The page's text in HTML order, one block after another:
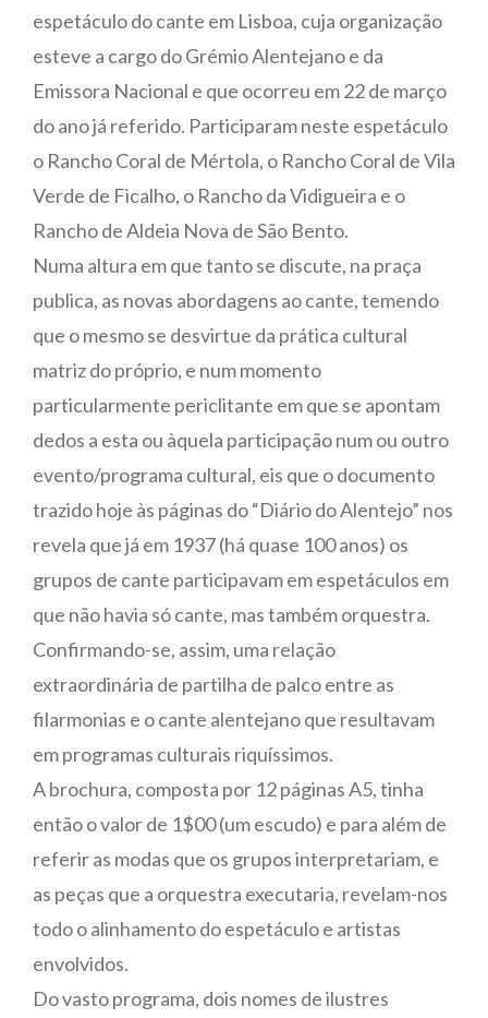
espetáculo do cante em Lisboa, cuja organização
esteve a cargo do Grémio Alentejano e da
Emissora Nacional e que ocorreu em 22 de março
do ano já referido. Participaram neste espetáculo
o Rancho Coral de Mértola, o Rancho Coral de Vila
Verde de Ficalho, o Rancho da Vidigueira e o
Rancho de Aldeia Nova de São Bento.
Numa altura em que tanto se discute, na praça
publica, as novas abordagens ao cante, temendo
que o mesmo se desvirtue da prática cultural
matriz do próprio, e num momento
particularmente periclitante em que se apontam
dedos a esta ou àquela participação num ou outro
evento/programa cultural, eis que o documento
trazido hoje às páginas do “Diário do Alentejo” nos
revela que já em 1937 (há quase 100 anos) os
grupos de cante participavam em espetáculos em
que não havia só cante, mas também orquestra.
Confirmando-se, assim, uma relação
extraordinária de partilha de palco entre as
filarmonias e o cante alentejano que resultavam
em programas culturais riquíssimos.
A brochura, composta por 12 páginas A5, tinha
então o valor de 1$00 (um escudo) e para além de
referir as modas que os grupos interpretariam, e
as peças que a orquestra executaria, revelam-nos
todo o alinhamento do espetáculo e artistas
envolvidos.
Do vasto programa, dois nomes de ilustres